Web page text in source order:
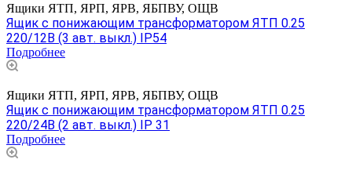
Ящики ЯТП, ЯРП, ЯРВ, ЯБПВУ, ОЩВ
Ящик с понижающим трансформатором ЯТП 0.25
220/12В (3 авт. выкл.) IP54
Подробнее
Ящики ЯТП, ЯРП, ЯРВ, ЯБПВУ, ОЩВ
Ящик с понижающим трансформатором ЯТП 0.25
220/24В (2 авт. выкл.) IP 31
Подробнее